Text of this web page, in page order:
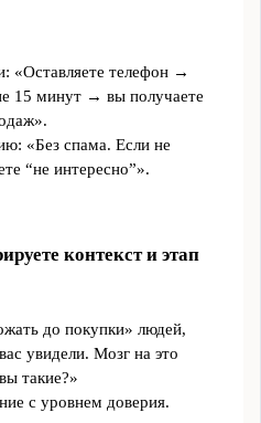
«Оставляете телефон →
15 минут → вы получаете
«Без спама. Если не
“не интересно”».
контекст и этап
до покупки» людей,
увидели. Мозг на это
такие?»
с уровнем доверия.